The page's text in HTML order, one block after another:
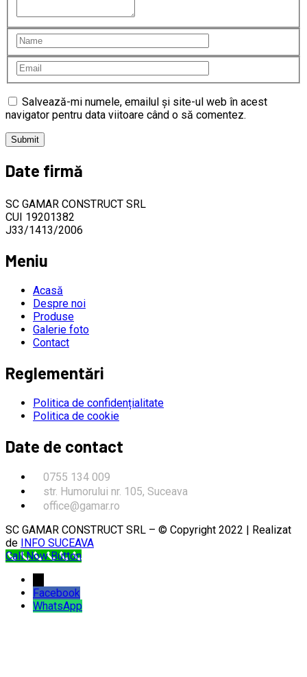
Salvează-mi numele, emailul și site-ul web în acest
navigator pentru data viitoare când o să comentez.
Date firmă
SC GAMAR CONSTRUCT SRL
CUI 19201382
J33/1413/2006
Meniu
Acasă
Despre noi
Produse
Galerie foto
Contact
Reglementări
Politica de confidențialitate
Politica de cookie
Date de contact
0755 134 009
str. Humorului nr. 105, Suceava
office@gamar.ro
SC GAMAR CONSTRUCT SRL – © Copyright 2022 | Realizat
de
INFO SUCEAVA
Call Now Button
Facebook
WhatsApp